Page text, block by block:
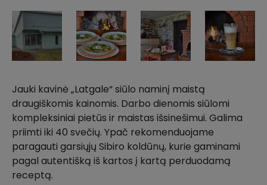
Jauki kavinė „Latgale“ siūlo naminį maistą
draugiškomis kainomis. Darbo dienomis siūlomi
kompleksiniai pietūs ir maistas išsinešimui. Galima
priimti iki 40 svečių. Ypač rekomenduojame
paragauti garsiųjų Sibiro koldūnų, kurie gaminami
pagal autentišką iš kartos į kartą perduodamą
receptą.